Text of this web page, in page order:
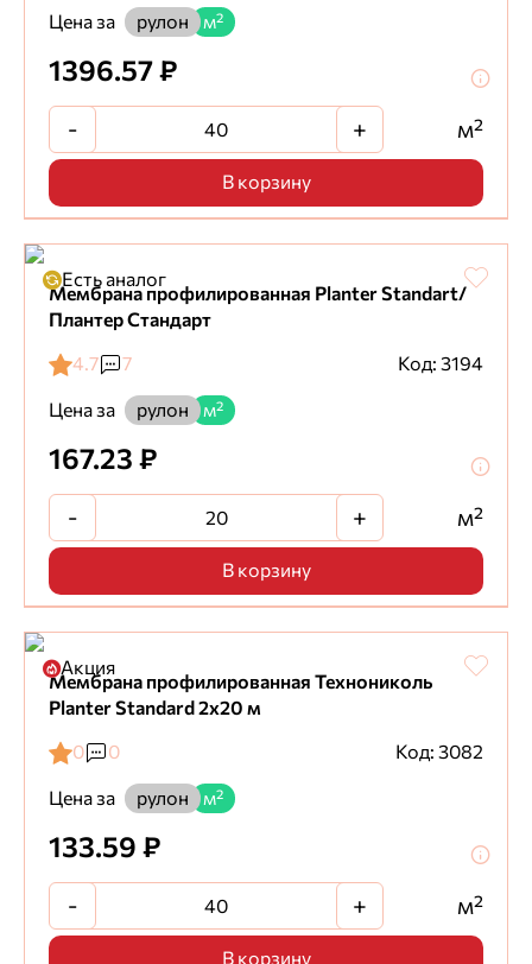
Цена за
рулон м²
1396.57 ₽
- + м²
В корзину
Есть аналог
Мембрана профилированная Planter Standart/
Плантер Стандарт
4.7
7
Код: 3194
Цена за
рулон м²
167.23 ₽
- + м²
В корзину
Акция
Мембрана профилированная Технониколь
Planter Standard 2х20 м
0
0
Код: 3082
Цена за
рулон м²
133.59 ₽
- + м²
В корзину